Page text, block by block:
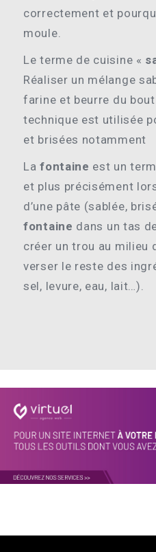
correctement et
moule.
Le terme de cuisine «
Réaliser un mélange
farine et beurre du
technique est utilisée
et brisées notamment
Lafontaine est un
et plus précisément
d’une pâte (sablée,
fontaine dans un tas
créer un trou au milieu
verser le reste des
sel, levure, eau, lait…).